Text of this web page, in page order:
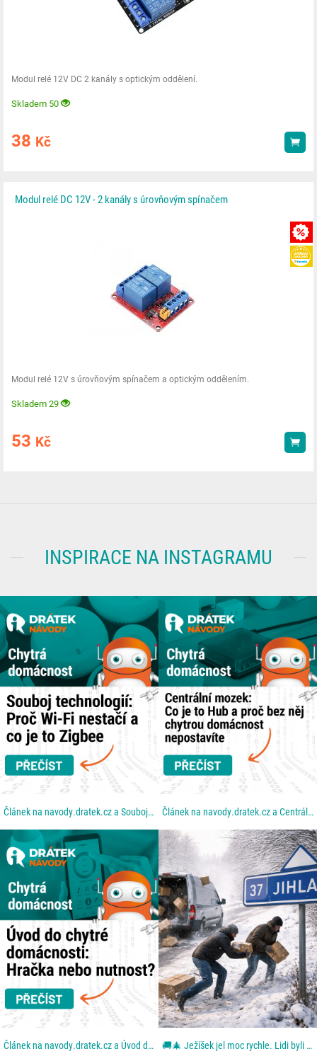
Modul relé 12V DC 2 kanály s optickým oddělení.
Skladem 50
38 Kč
Modul relé DC 12V - 2 kanály s úrovňovým spínačem
Modul relé 12V s úrovňovým spínačem a optickým oddělením.
Skladem 29
53 Kč
INSPIRACE NA INSTAGRAMU
Článek na navody.dratek.cz a Souboj technologií: Proč Wi-Fi nestačí a co je to Zigbee. Odkaz také v... Článek na navody.dratek.cz a Centrální mozek: Co je to Hub a proč bez něj chytrou domácnost...
Článek na navody.dratek.cz a Úvod do chytré domácnosti. Odkaz také v BIO.... 🚚🎄 Ježíšek jel moc rychle. Lidi byli ještě rychlejší. Aneb: když se blbě zavřou dveře. Z dodávky...